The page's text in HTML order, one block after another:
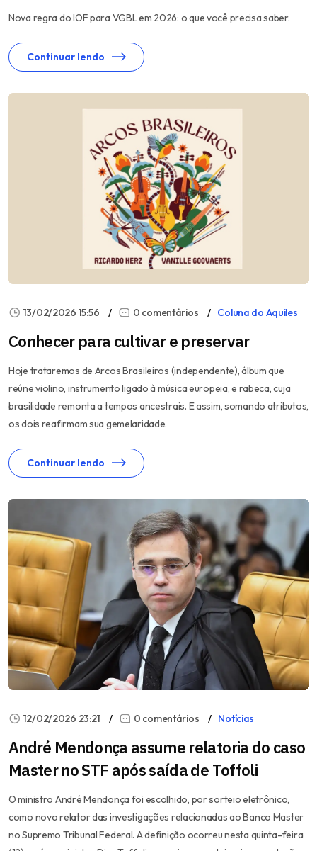
Nova regra do IOF para VGBL em 2026: o que você precisa saber.
Continuar lendo
13/02/2026 15:56 0 comentários Coluna do Aquiles
Conhecer para cultivar e preservar
Hoje trataremos de Arcos Brasileiros (independente), álbum que
reúne violino, instrumento ligado à música europeia, e rabeca, cuja
brasilidade remonta a tempos ancestrais. E assim, somando atributos,
os dois reafirmam sua gemelaridade.
Continuar lendo
12/02/2026 23:21 0 comentários Notícias
André Mendonça assume relatoria do caso
Master no STF após saída de Toffoli
O ministro André Mendonça foi escolhido, por sorteio eletrônico,
como novo relator das investigações relacionadas ao Banco Master
no Supremo Tribunal Federal. A definição ocorreu nesta quinta-feira